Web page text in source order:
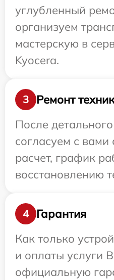
углубленный
организуем
мастерскую в
Kyocera.
3
Ремонт
После
согласуем с
расчет, график
восстановлению
4
Гарантия
Как только
и оплаты услуги
официальную